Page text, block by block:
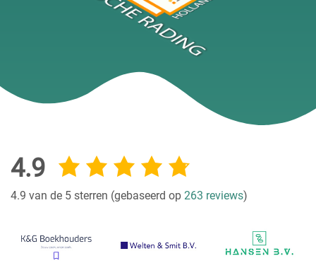
4.9
4.9 van de 5 sterren (gebaseerd op 263 reviews)